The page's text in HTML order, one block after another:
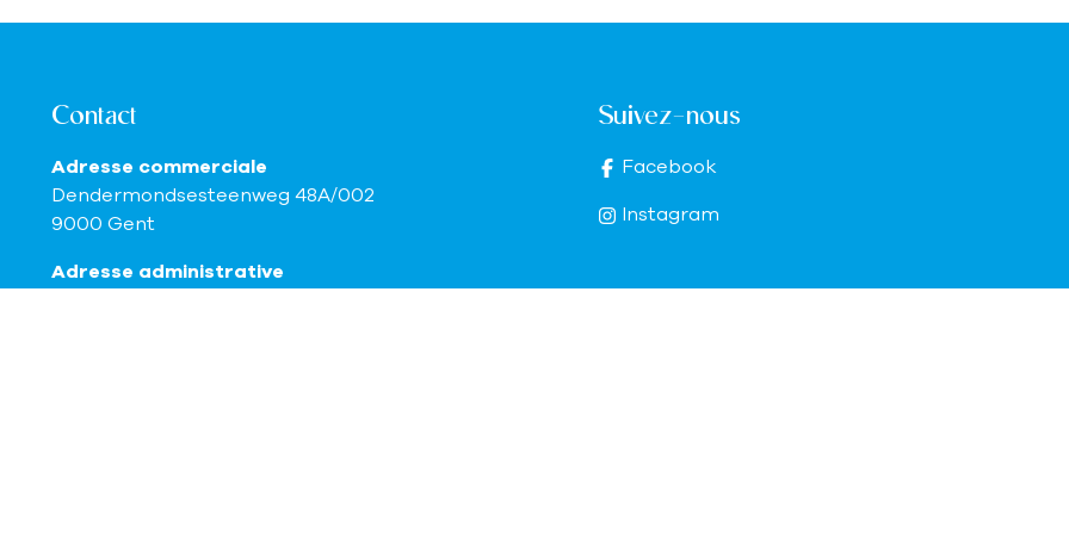
Contact
Adresse commerciale
Dendermondsesteenweg 48A/002
9000 Gent
Adresse administrative
Suivez-nous
Facebook
Instagram